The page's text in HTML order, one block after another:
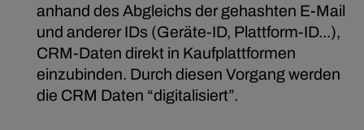
anhand des Abgleichs der gehashten E-Mail
und anderer IDs (Geräte-ID, Plattform-ID...),
CRM-Daten direkt in Kaufplattformen
einzubinden. Durch diesen Vorgang werden
die CRM Daten “digitalisiert”.